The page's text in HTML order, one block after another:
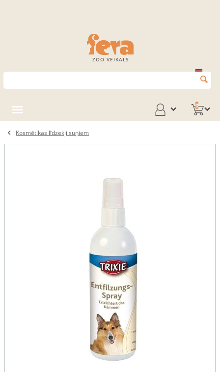
ZOO VEIKALS
0
Kosmētikas līdzekļi suņiem